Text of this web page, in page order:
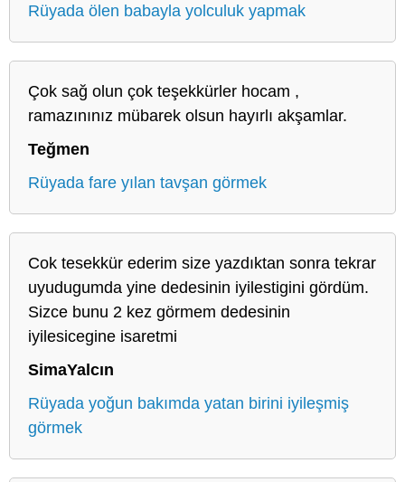
Rüyada ölen babayla yolculuk yapmak
Çok sağ olun çok teşekkürler hocam ,
ramazınınız mübarek olsun hayırlı akşamlar.
Teğmen
Rüyada fare yılan tavşan görmek
Cok tesekkür ederim size yazdıktan sonra tekrar
uyudugumda yine dedesinin iyilestigini gördüm.
Sizce bunu 2 kez görmem dedesinin
iyilesicegine isaretmi
SimaYalcın
Rüyada yoğun bakımda yatan birini iyileşmiş
görmek